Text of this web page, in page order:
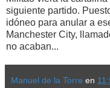
siguiente partido.
idóneo para anular a
Manchester City,
no acaban...
Manuel de la Torre en